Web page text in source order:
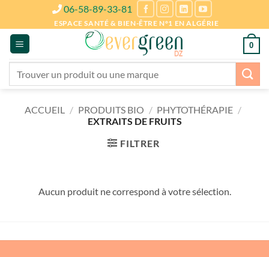
contenu
06-58-89-33-81
ESPACE SANTÉ & BIEN-ÊTRE N°1 EN ALGÉRIE
0
ACCUEIL / PRODUITS BIO / PHYTOTHÉRAPIE /
EXTRAITS DE FRUITS
FILTRER
Aucun produit ne correspond à votre sélection.